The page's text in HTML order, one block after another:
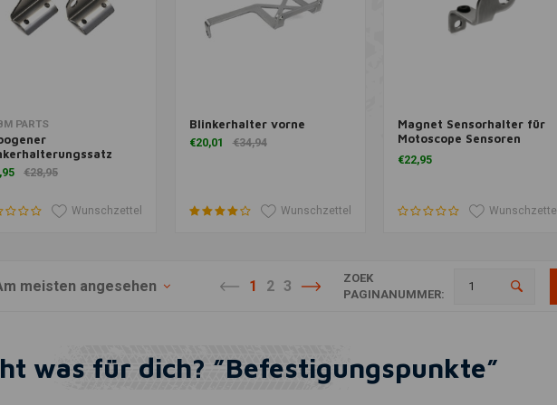
Zusatzinformation
PARTS
€28,95
Wunschzettel
Zum Warenkorb hinzufügen
Blinkerhalter vorne
€20,01 €34,94
Wunschzettel
Zum Warenkorb hinzufügen
Magnet Sensorhalter für
Motoscope Sensoren
Triumph
€22,95
Wunschzettel
meisten angesehen 1 2 3
ZOEK
PAGINANUMMER:
was für dich? ”Befestigungspunkte”